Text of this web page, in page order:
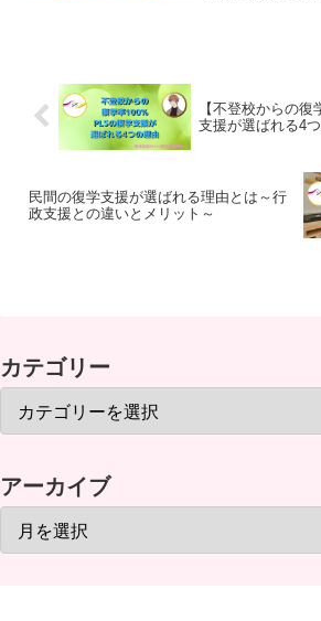
【不登校からの
支援が選ばれる4
民間の復学支援が選ばれる理由とは～行
政支援との違いとメリット～
カテゴリー
アーカイブ